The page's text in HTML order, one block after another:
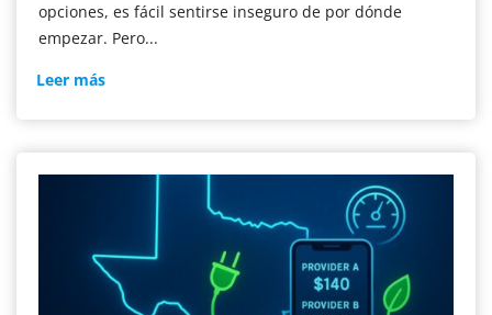
opciones, es fácil sentirse inseguro de por dónde
empezar. Pero...
Leer másNuevo
electricidad